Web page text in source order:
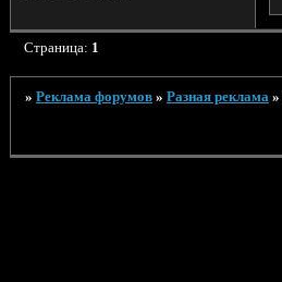
Страница: 1
» Реклама форумов » Разная реклама »